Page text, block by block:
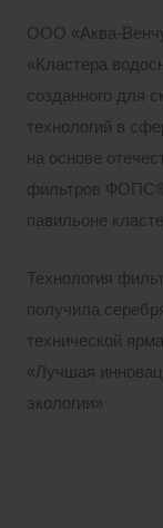
ООО «Аква-
«Кластера
созданного для
технологий в
на основе
фильтров ФОПС®
павильоне
Технология
получила
технической
«Лучшая
экологии»